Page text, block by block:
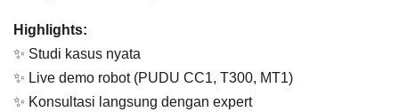
Highlights:
✨ Studi kasus nyata
✨ Live demo robot (PUDU CC1, T300, MT1)
✨ Konsultasi langsung dengan expert